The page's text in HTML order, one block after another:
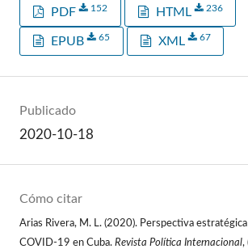
PDF 152 HTML 236
EPUB 65 XML 67
Publicado
2020-10-18
Cómo citar
Arias Rivera, M. L. (2020). Perspectiva
COVID-19 en Cuba.Revista Política Internacional,